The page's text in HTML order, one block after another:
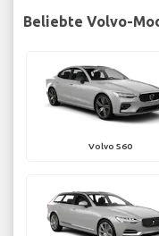
Beliebte Volvo-
Volvo S60